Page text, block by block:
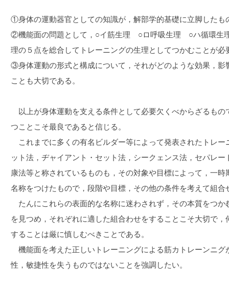
①身体の運動器官としての知識が，解部学的基礎に立脚したも
②機能面の問題として，○イ筋生理 ○ロ呼吸生理 ○ハ循環
理の５点を総合してトレーニングの生理としてつかむことが必
③身体運動の形式と構成について，それがどのような効果，影
ことも大切である。
以上が身体運動を支える条件として必要欠くべからざるもの
つことこそ最良であると信じる。
これまでに多くの有名ビルダー等によって発表されたトレー
ット法，ヂャイアント・セット法，シークェンス法，セパレ
康法等と称されているものも，その対象や目標によって，一
名称をつけたもので，段階や目標，その他の条件を考えて組
たんにこれらの表面的な名称に迷わされず，その本質をつか
を見つめ，それぞれに適した組合わせをすることこそ大切で
することは厳に慎しむべきことである。
機能面を考えた正しいトレーニングによる筋カトレーンニグ
性，敏捷性を失うものではないことを強調したい。